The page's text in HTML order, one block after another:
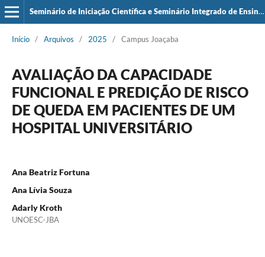
Seminário de Iniciação Científica e Seminário Integrado de Ensino, Pesquisa e Extensão (SIEPE)
Início / Arquivos / 2025 / Campus Joaçaba
AVALIAÇÃO DA CAPACIDADE
FUNCIONAL E PREDIÇÃO DE RISCO
DE QUEDA EM PACIENTES DE UM
HOSPITAL UNIVERSITÁRIO
Ana Beatriz Fortuna
Ana Lívia Souza
Adarly Kroth
UNOESC-JBA